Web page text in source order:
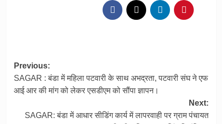
Post
navigation
Previous:
SAGAR : बंडा में महिला पटवारी के साथ अभद्रता, पटवारी संघ ने एफ
आई आर की मांग को लेकर एसडीएम को सौंपा ज्ञापन।
Next:
SAGAR: बंडा में आधार सीडिंग कार्य में लापरवाही पर ग्राम पंचायत